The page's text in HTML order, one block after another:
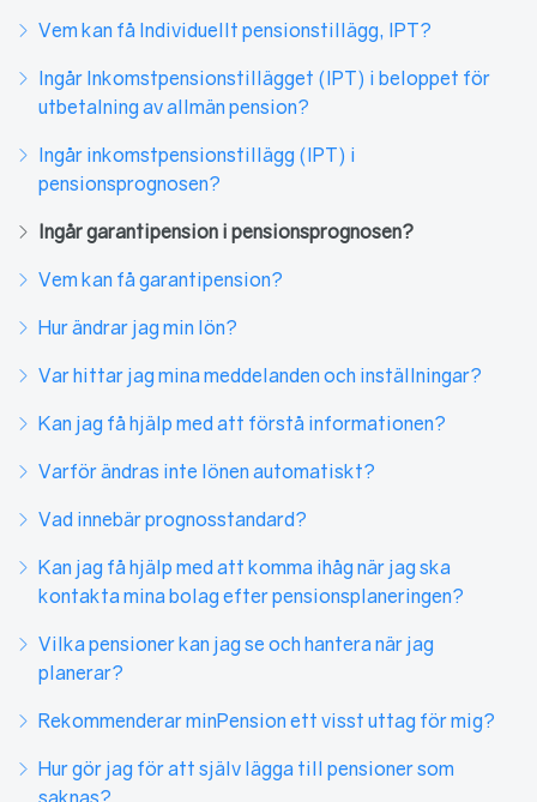
Vem kan få Individuellt pensionstillägg, IPT?
Ingår Inkomstpensionstillägget (IPT) i beloppet för
utbetalning av allmän pension?
Ingår inkomstpensionstillägg (IPT) i
pensionsprognosen?
Ingår garantipension i pensionsprognosen?
Vem kan få garantipension?
Hur ändrar jag min lön?
Var hittar jag mina meddelanden och inställningar?
Kan jag få hjälp med att förstå informationen?
Varför ändras inte lönen automatiskt?
Vad innebär prognosstandard?
Kan jag få hjälp med att komma ihåg när jag ska
kontakta mina bolag efter pensionsplaneringen?
Vilka pensioner kan jag se och hantera när jag
planerar?
Rekommenderar minPension ett visst uttag för mig?
Hur gör jag för att själv lägga till pensioner som
saknas?